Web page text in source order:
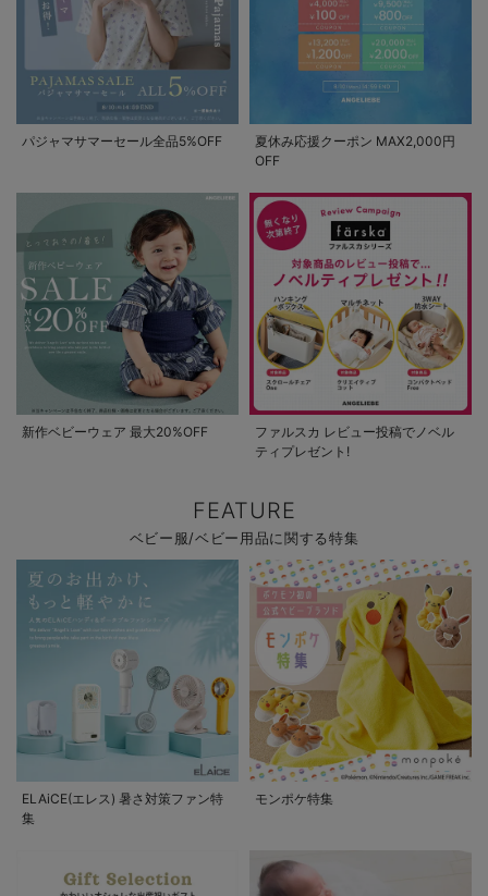
パジャマサマーセール全品5%OFF
夏休み応援クーポン MAX2,000円
OFF
新作ベビーウェア 最大20%OFF
ファルスカ レビュー投稿でノベル
ティプレゼント!
FEATURE
ベビー服/ベビー用品に関する特集
ELAiCE(エレス) 暑さ対策ファン特
集
モンポケ特集